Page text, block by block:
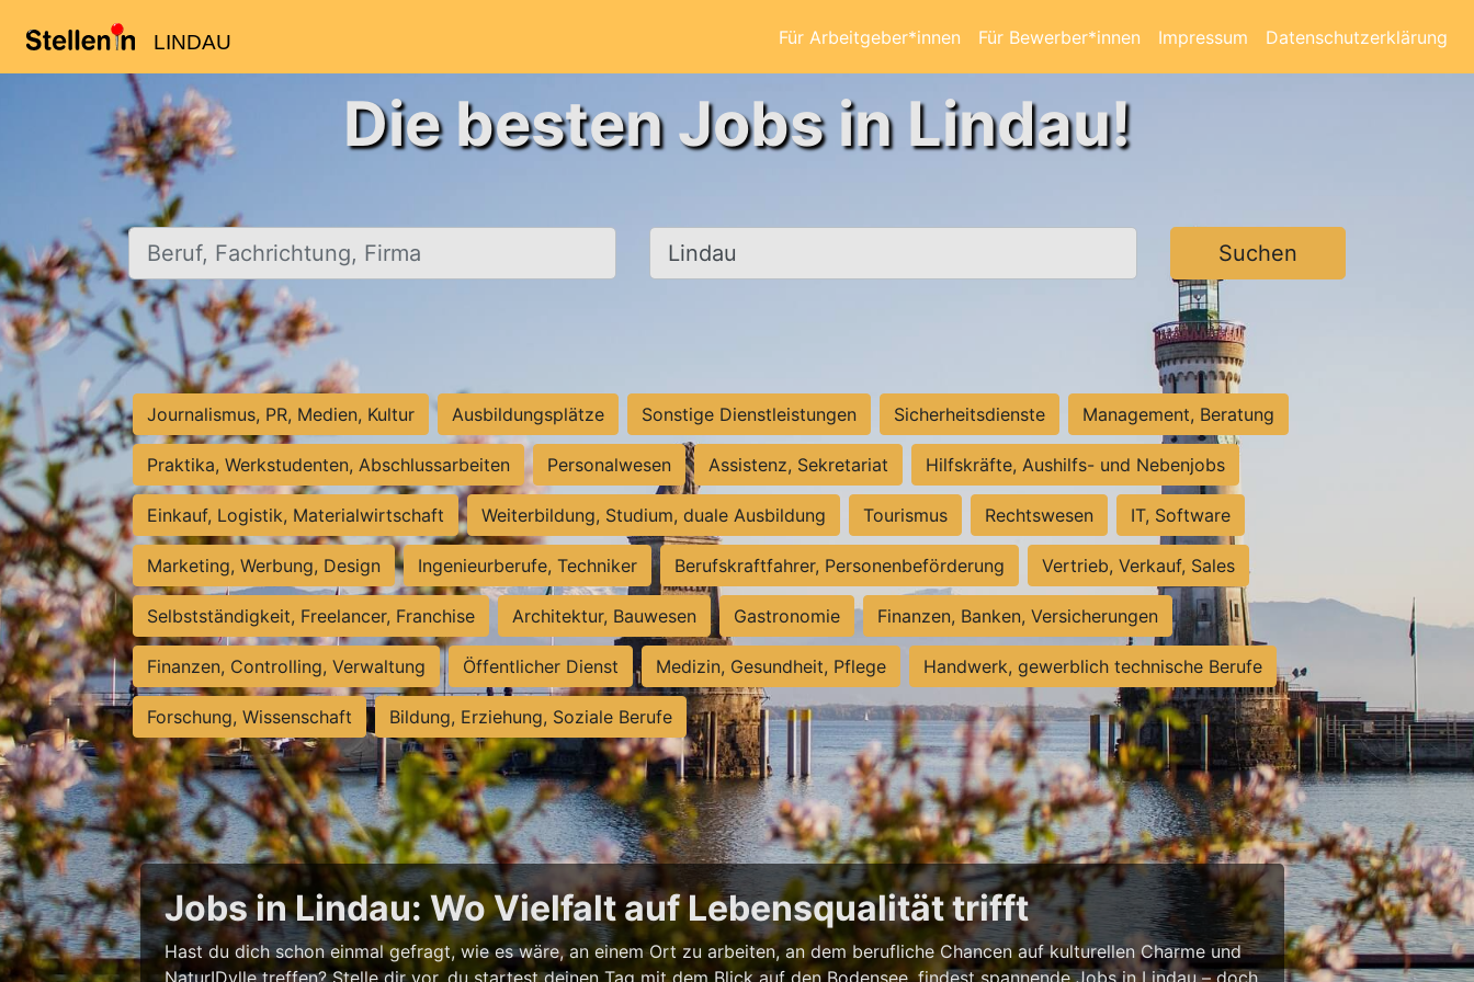
LINDAU Für Arbeitgeber*innen Für Bewerber*innen Impressum Datenschutzerklärung
Die besten Jobs in Lindau!
Beruf, Fachrichtung, Firma Ort, Stadt Suchen
Journalismus, PR, Medien, Kultur Ausbildungsplätze Sonstige Dienstleistungen Sicherheitsdienste Management, Beratung
Praktika, Werkstudenten, Abschlussarbeiten Personalwesen Assistenz, Sekretariat Hilfskräfte, Aushilfs- und Nebenjobs
Einkauf, Logistik, Materialwirtschaft Weiterbildung, Studium, duale Ausbildung Tourismus Rechtswesen IT, Software
Marketing, Werbung, Design Ingenieurberufe, Techniker Berufskraftfahrer, Personenbeförderung Vertrieb, Verkauf, Sales
Selbstständigkeit, Freelancer, Franchise Architektur, Bauwesen Gastronomie Finanzen, Banken, Versicherungen
Finanzen, Controlling, Verwaltung Öffentlicher Dienst Medizin, Gesundheit, Pflege Handwerk, gewerblich technische Berufe
Forschung, Wissenschaft Bildung, Erziehung, Soziale Berufe
Jobs in Lindau: Wo Vielfalt auf Lebensqualität trifft
Hast du dich schon einmal gefragt, wie es wäre, an einem Ort zu arbeiten, an dem berufliche Chancen auf kulturellen Charme und